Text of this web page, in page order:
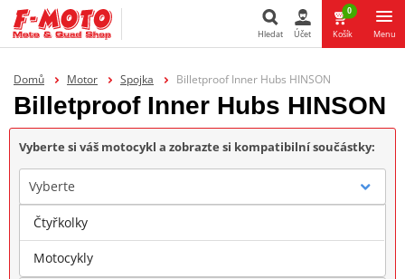
Hledat Účet
0
Košík Menu
Domů Motor Spojka Billetproof Inner Hubs HINSON
Billetproof Inner Hubs HINSON
Vyberte si váš motocykl a zobrazte si kompatibilní součástky:
Vyberte
Značka
Čtyřkolky
Motocykly